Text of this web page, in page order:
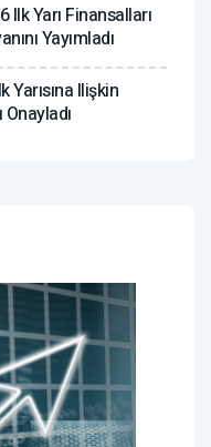
Ilk Yarı Finansalları
Yayımladı
Yarısına Ilişkin